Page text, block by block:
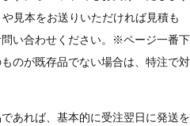
見本をお送りいただければ見積も
い合わせください。※ページ一番下
のが既存品でない場合は、特注で対
あれば、基本的に受注翌日に発送を